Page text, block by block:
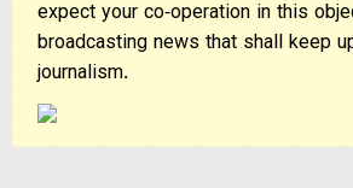
expect your co-operation in this
broadcasting news that shall keep
journalism.